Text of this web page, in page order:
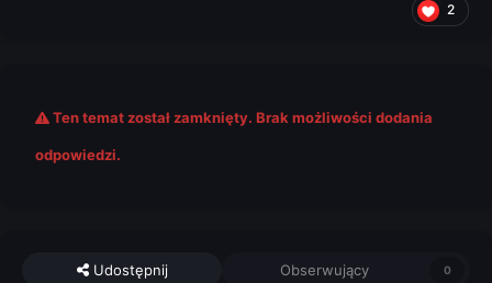
2
Ten temat został zamknięty. Brak możliwości dodania
odpowiedzi.
Udostępnij Obserwujący 0